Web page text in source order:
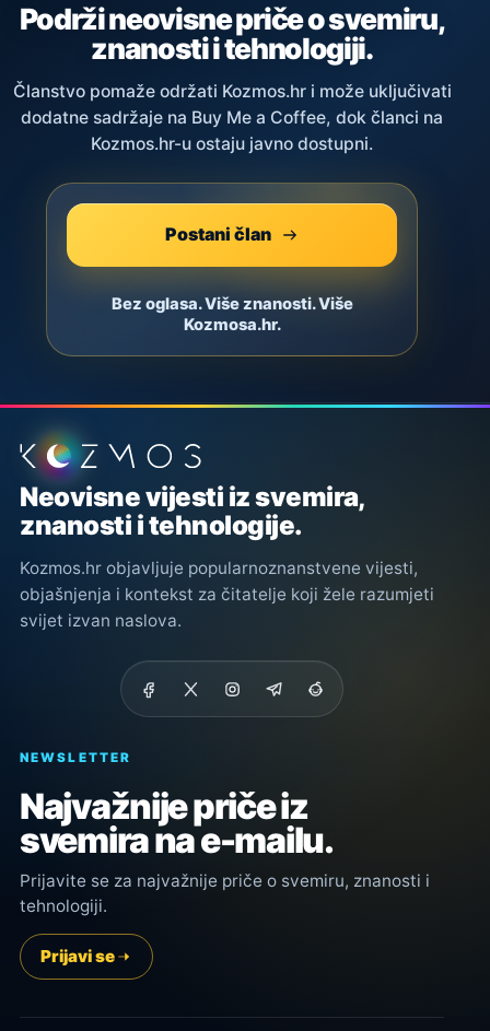
Podrži neovisne priče o svemiru,
znanosti i tehnologiji.
Članstvo pomaže održati Kozmos.hr i može uključivati
dodatne sadržaje na Buy Me a Coffee, dok članci na
Kozmos.hr-u ostaju javno dostupni.
Postani član
Bez oglasa. Više znanosti. Više
Kozmosa.hr.
Podnožje stranice
Neovisne vijesti iz svemira,
znanosti i tehnologije.
Kozmos.hr objavljuje popularnoznanstvene vijesti,
objašnjenja i kontekst za čitatelje koji žele razumjeti
svijet izvan naslova.
NEWSLETTER
Najvažnije priče iz
svemira na e-mailu.
Prijavite se za najvažnije priče o svemiru, znanosti i
tehnologiji.
Prijavi se